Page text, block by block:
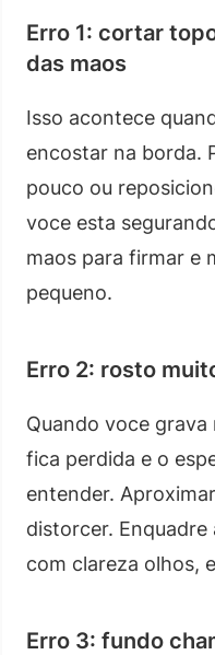
Erro 1: cortar
das maos
Isso acontece
encostar na borda.
pouco ou
voce esta
maos para firmar e
pequeno.
Erro 2: rosto
Quando voce
fica perdida e o
entender.
distorcer.
com clareza olhos,
Erro 3: fundo